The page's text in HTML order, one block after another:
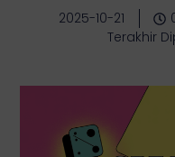
2025-10-21
Terakhir